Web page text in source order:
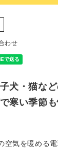
わせ
犬・猫な
寒い季節も
空気を暖める